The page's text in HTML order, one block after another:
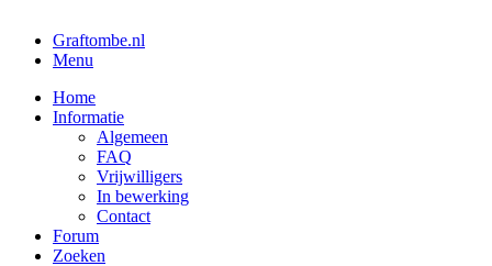
Graftombe.nl
Menu
Home
Informatie
Algemeen
FAQ
Vrijwilligers
In bewerking
Contact
Forum
Zoeken